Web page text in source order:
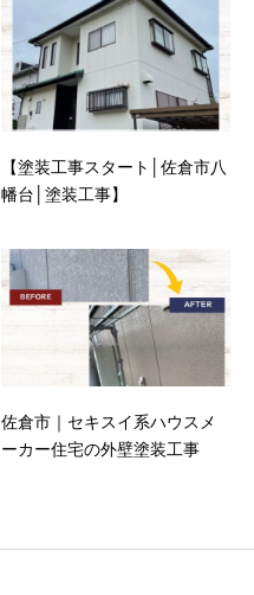
【塗装工事スタート│佐倉市八
幡台│塗装工事】
佐倉市｜セキスイ系ハウスメ
ーカー住宅の外壁塗装工事